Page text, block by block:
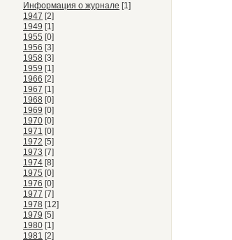
Информация о журнале [1]
1947 [2]
1949 [1]
1955 [0]
1956 [3]
1958 [3]
1959 [1]
1966 [2]
1967 [1]
1968 [0]
1969 [0]
1970 [0]
1971 [0]
1972 [5]
1973 [7]
1974 [8]
1975 [0]
1976 [0]
1977 [7]
1978 [12]
1979 [5]
1980 [1]
1981 [2]